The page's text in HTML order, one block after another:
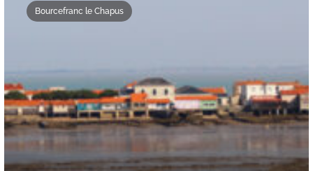
Bourcefranc le Chapus